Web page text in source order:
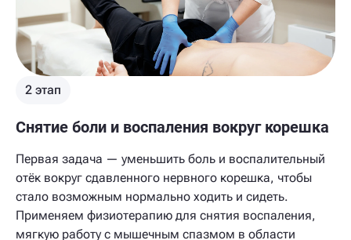
2 этап
Снятие боли и воспаления вокруг корешка
Первая задача — уменьшить боль и воспалительный
отёк вокруг сдавленного нервного корешка, чтобы
стало возможным нормально ходить и сидеть.
Применяем физиотерапию для снятия воспаления,
мягкую работу с мышечным спазмом в области